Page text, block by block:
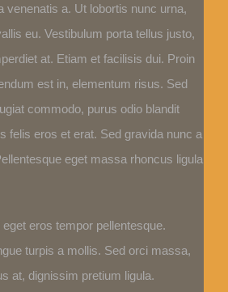
venenatis a. Ut lobortis nunc urna,
eu. Vestibulum porta tellus justo,
at. Etiam et facilisis dui. Proin
est in, elementum risus. Sed
commodo, purus odio blandit
felis eros et erat. Sed gravida nunc a
eget massa rhoncus ligula
eros tempor pellentesque.
turpis a mollis. Sed orci massa,
at, dignissim pretium ligula.